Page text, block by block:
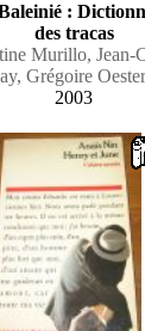
:
des tracas
Murillo, Jean-
Grégoire
2003